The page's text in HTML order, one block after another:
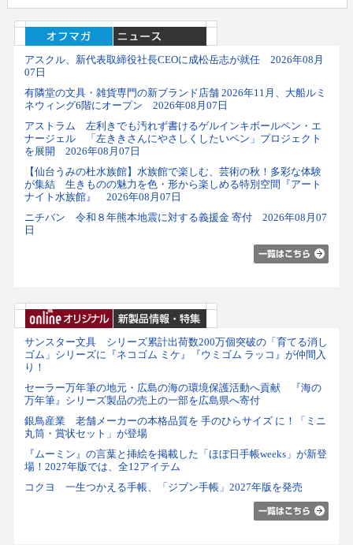
アスクル、新代表取締役社長CEOに成松岳志が就任 2026年08月
07日
有隣堂の文具・雑貨専門の新ブランド店舗 2026年11月、大船ルミ
ネウィング6階にオープン 2026年08月07日
アストラム 左利きでも汚れず書けるゲルインキボールペン・エ
ナージェル 「左ききさんにやさしくしたいペン」プロジェクト
を展開 2026年08月07日
【仙台うみの杜水族館】水族館で楽しむ、芸術の秋！多彩な体験
が集結 生きものの魅力を色・形から楽しめる特別空間『アート
ナイト水族館』 2026年08月07日
ニチバン 令和８年熊本地震に対する義援金 寄付 2026年08月07
日
サンスター文具 シリーズ累計出荷数200万個突破の「育てる消し
ゴム」シリーズに『ネコゴム ミケ』『ウミゴム ラッコ』が仲間入
り！
セーラー万年筆の地元・広島の海の環境保護活動へ貢献 『海の
万年筆』シリーズ製品の売上の一部を広島県へ寄付
銀鳥産業 老舗メーカーの本格品質を 手のひらサイズ に！「ミニ
丸筒・賞状セット」が登場
『ムーミン』の言葉と挿絵を掲載した「ほぼ日手帳weeks」が新登
場！2027年版では、全12アイテム
コクヨ 一生つかえる手帳、「ジブン手帳」2027年版を発売